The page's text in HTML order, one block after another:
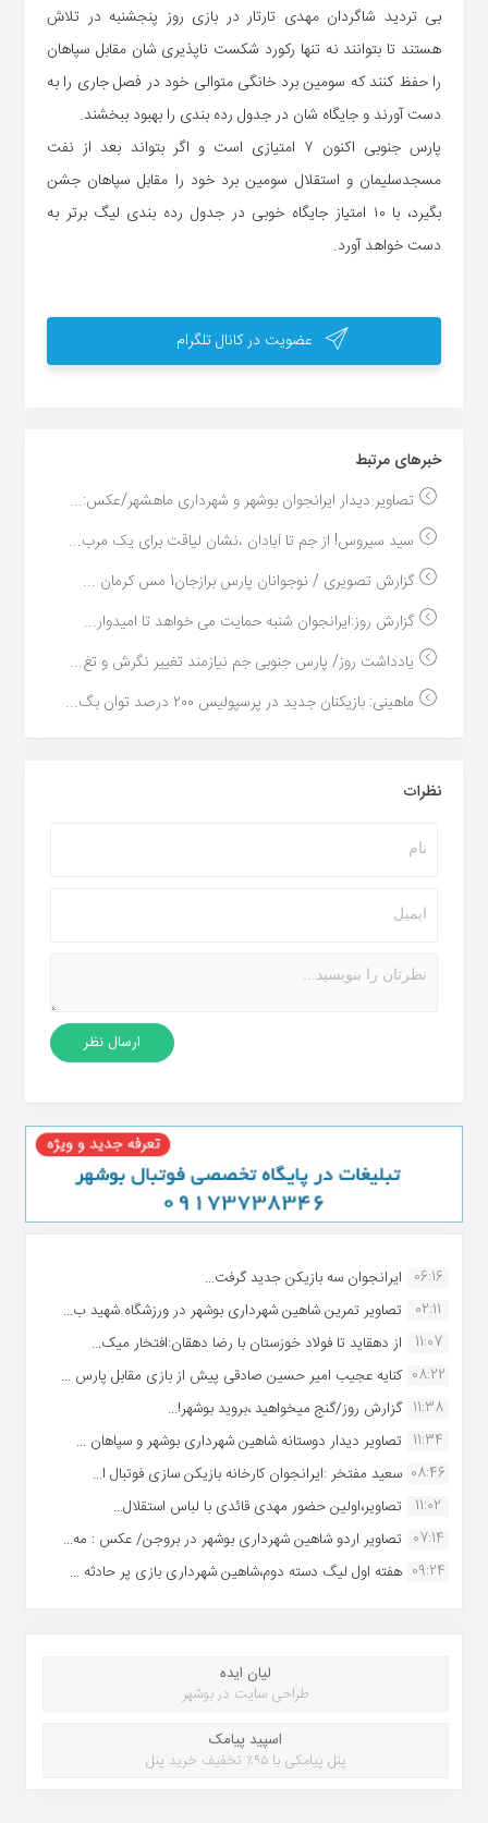
بی تردید شاگردان مهدی تارتار در بازی روز پنجشنبه در تلاش
هستند تا بتوانند نه تنها رکورد شکست ناپذیری شان مقابل سپاهان
را حفظ کنند که سومین برد خانگی متوالی خود در فصل جاری را به
دست آورند و جایگاه شان در جدول رده بندی را بهبود ببخشند.
پارس جنوبی اکنون ۷ امتیازی است و اگر بتواند بعد از نفت
مسجدسلیمان و استقلال سومین برد خود را مقابل سپاهان جشن
بگیرد، با ۱۰ امتیاز جایگاه خوبی در جدول رده بندی لیگ برتر به
دست خواهد آورد.
عضویت در کانال تلگرام
خبر‌های مرتبط
تصاویر دیدار ایرانجوان بوشهر و شهرداری ماهشهر/عکس:...
سید سیروس! از جم تا آبادان ،نشان لیاقت برای یک مرب...
گزارش تصویری / نوجوانان پارس برازجان1 مس کرمان ...
گزارش روز:ایرانجوان شنبه حمایت می خواهد تا امیدوار...
یادداشت روز/ پارس جنوبی جم نیازمند تغییر نگرش و تغ...
ماهینی: بازیکنان جدید در پرسپولیس ۲۰۰ درصد توان بگ...
نظرات
06:16 ایرانجوان سه بازیکن جدید گرفت...
02:11
تصاویر تمرین شاهین شهردارى بوشهر در ورزشگاه شهید ب...
11:07
از دهقاید تا فولاد خوزستان با رضا دهقان:افتخار میک...
08:22 کنایه عجیب امیر حسین صادقی پیش از بازی مقابل پارس ...
11:38 گزارش روز/گنج میخواهید ،بروید بوشهر!...
11:34 تصاویر دیدار دوستانه شاهین شهردارى بوشهر و سپاهان ...
08:46 سعید مفتخر :ایرانجوان کارخانه بازیکن سازی فوتبال ا...
11:02
تصاویر،اولین حضور مهدی قائدی با لباس استقلال...
07:14 تصاویر اردو شاهین شهرداری بوشهر در بروجن/ عکس : مه...
09:24 هفته اول لیگ دسته دوم،شاهین شهرداری بازی پر حادثه ...
لیان ایده
طراحی سایت در بوشهر
اسپید پیامک
پنل پیامکی با ۹۵٪ تخفیف خرید پنل